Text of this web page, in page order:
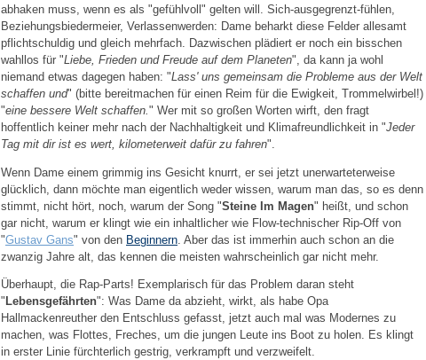
abhaken muss, wenn es als "gefühlvoll" gelten will. Sich-ausgegrenzt-fühlen,
Beziehungsbiedermeier, Verlassenwerden: Dame beharkt diese Felder allesamt
pflichtschuldig und gleich mehrfach. Dazwischen plädiert er noch ein bisschen
wahllos für "Liebe, Frieden und Freude auf dem Planeten", da kann ja wohl
niemand etwas dagegen haben: "Lass' uns gemeinsam die Probleme aus der Welt
schaffen und" (bitte bereitmachen für einen Reim für die Ewigkeit, Trommelwirbel!)
"eine bessere Welt schaffen. " Wer mit so großen Worten wirft, den fragt
hoffentlich keiner mehr nach der Nachhaltigkeit und Klimafreundlichkeit in "Jeder
Tag mit dir ist es wert, kilometerweit dafür zu fahren".
Wenn Dame einem grimmig ins Gesicht knurrt, er sei jetzt unerwarteterweise
glücklich, dann möchte man eigentlich weder wissen, warum man das, so es denn
stimmt, nicht hört, noch, warum der Song "Steine Im Magen" heißt, und schon
gar nicht, warum er klingt wie ein inhaltlicher wie Flow-technischer Rip-Off von
"Gustav Gans" von den Beginnern . Aber das ist immerhin auch schon an die
zwanzig Jahre alt, das kennen die meisten wahrscheinlich gar nicht mehr.
Überhaupt, die Rap-Parts! Exemplarisch für das Problem daran steht
" Lebensgefährten": Was Dame da abzieht, wirkt, als habe Opa
Hallmackenreuther den Entschluss gefasst, jetzt auch mal was Modernes zu
machen, was Flottes, Freches, um die jungen Leute ins Boot zu holen. Es klingt
in erster Linie fürchterlich gestrig, verkrampft und verzweifelt.